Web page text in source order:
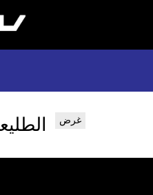
الطليعة غرض